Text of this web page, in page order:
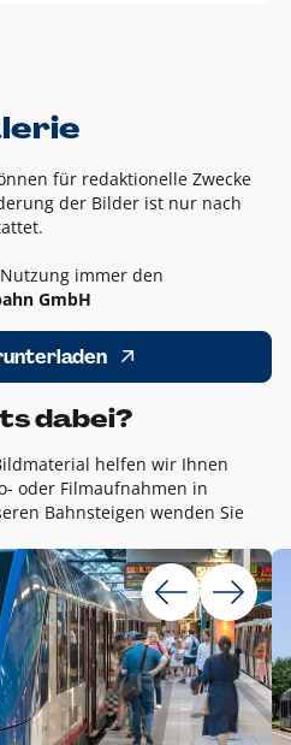
für redaktionelle Zwecke
der Bilder ist nur nach
immer den
GmbH
dabei?
helfen wir Ihnen
oder Filmaufnahmen in
Bahnsteigen wenden Sie